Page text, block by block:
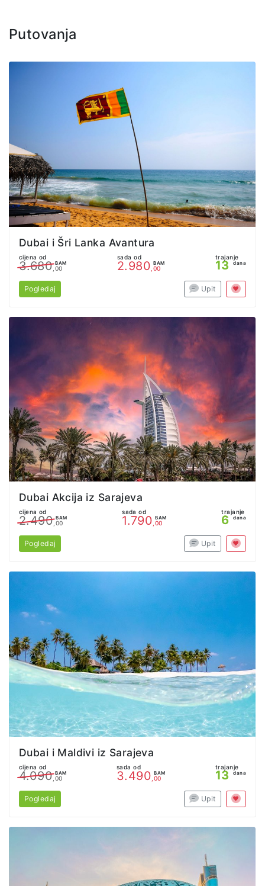
Putovanja
Dubai i Šri Lanka Avantura
cijena od
3.680 BAM
,00
sada od
2.980 BAM
,00
trajanje
13 dana
Pogledaj Upit
Dubai Akcija iz Sarajeva
cijena od
2.490 BAM
,00
sada od
1.790 BAM
,00
trajanje
6 dana
Pogledaj Upit
Dubai i Maldivi iz Sarajeva
cijena od
4.090 BAM
,00
sada od
3.490 BAM
,00
trajanje
13 dana
Pogledaj Upit